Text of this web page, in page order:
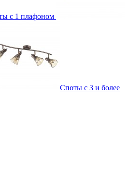
с 1 плафоном
Споты с 3 и более